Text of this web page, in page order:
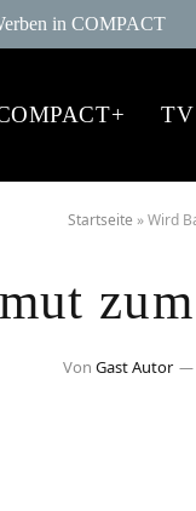
in COMPACT
TV
Startseite »Wird
Von Gast Autor